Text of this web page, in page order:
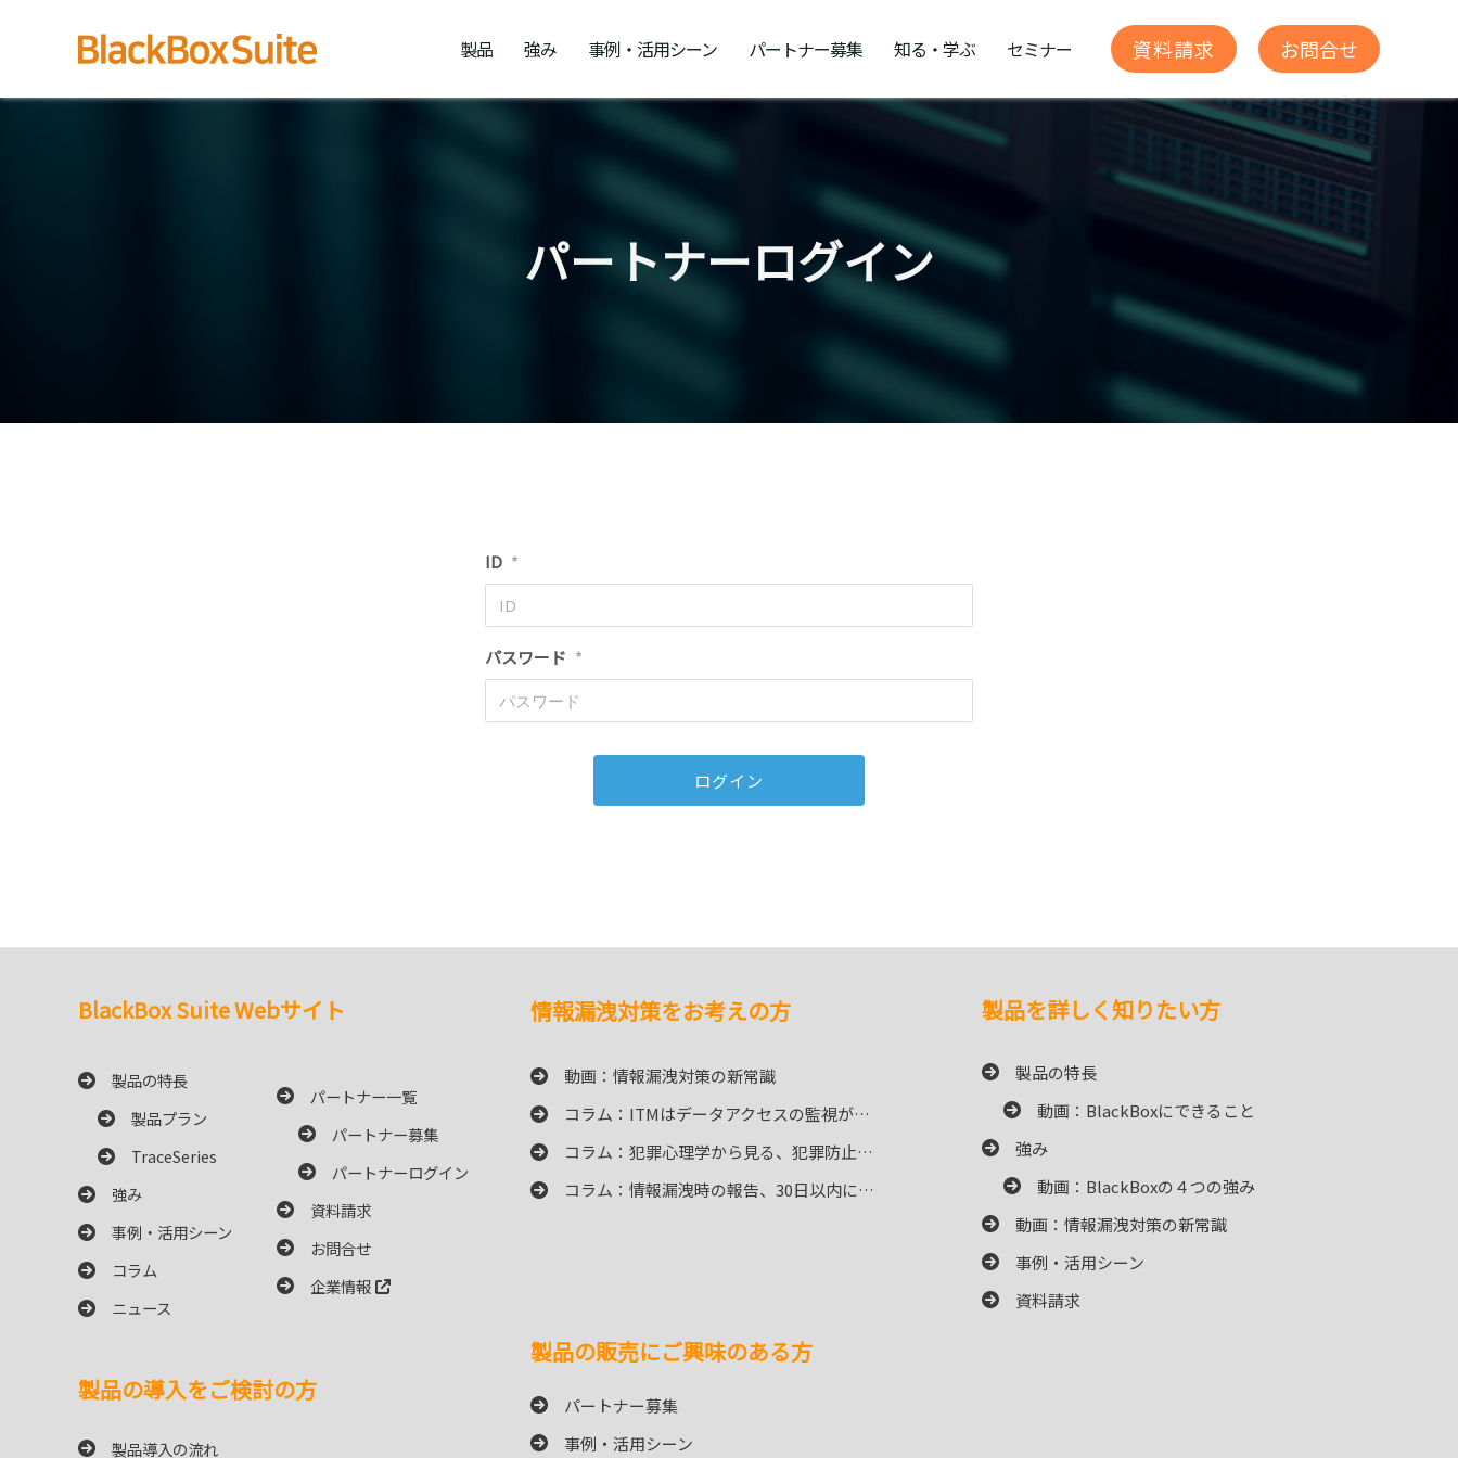
ス
製品 強み 事例・活用シーン パートナー募集 知る・学ぶ セミナー 資料請求 お問合せ
パートナーログイン
ID *
パスワード *
BlackBox Suite Webサイト
製品の特長
製品プラン
TraceSeries
強み
事例・活用シーン
コラム
ニュース
パートナー一覧
パートナー募集
パートナーログイン
資料請求
お問合せ
企業情報
製品の導入をご検討の方
製品導入の流れ
情報漏洩対策をお考えの方
動画：情報漏洩対策の新常識
コラム：ITMはデータアクセスの監視が…
コラム：犯罪心理学から見る、犯罪防止…
コラム：情報漏洩時の報告、30日以内に…
製品の販売にご興味のある方
パートナー募集
事例・活用シーン
製品を詳しく知りたい方
製品の特長
動画：BlackBoxにできること
強み
動画：BlackBoxの４つの強み
動画：情報漏洩対策の新常識
事例・活用シーン
資料請求